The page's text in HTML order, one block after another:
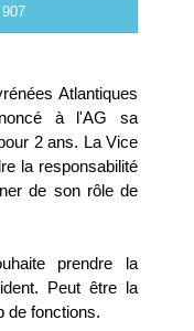
Atlantiques
à l'AG sa
2 ans. La Vice
la responsabilité
de son rôle de
prendre la
Peut être la
de fonctions.